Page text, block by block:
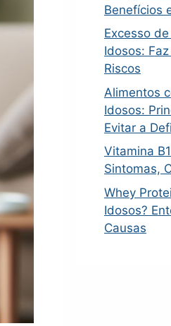
Benefícios
Excesso
Idosos:
Riscos
Alimentos
Idosos:
Evitar a
Vitamina
Sintomas,
Whey
Idosos?
Causas